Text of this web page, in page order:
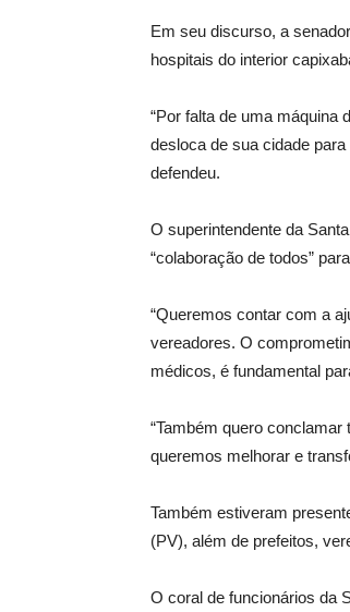
Em seu discurso, a
hospitais do interior
“Por falta de uma máquina
desloca de sua cidade
defendeu.
O superintendente da
“colaboração de todos”
“Queremos contar com a
vereadores. O
médicos, é fundamental
“Também quero
queremos melhorar e
Também estiveram
(PV), além de prefeitos,
O coral de funcionários da